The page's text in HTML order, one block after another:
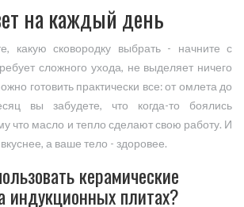
на каждый день
какую сковородку выбрать - начните с
сложного ухода, не выделяет ничего
готовить практически все: от омлета до
вы забудете, что когда-то боялись
что масло и тепло сделают свою работу. И
а ваше тело - здоровее.
керамические
индукционных плитах?